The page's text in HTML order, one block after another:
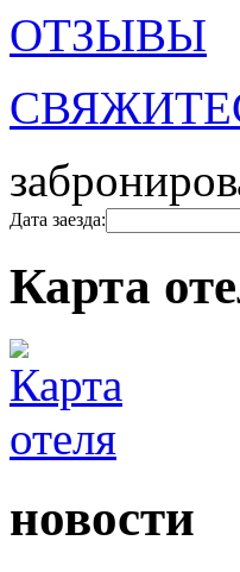
ОТЗЫВЫ
Дата заезда:
Карта
новости